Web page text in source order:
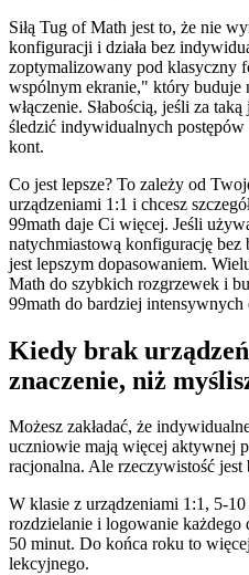
Siłą Tug of Math jest to, że nie
konfiguracji i działa bez
zoptymalizowany pod klasyczny
wspólnym ekranie," który buduje
włączenie. Słabością, jeśli za
śledzić indywidualnych
kont.
Co jest lepsze? To zależy od
urządzeniami 1:1 i chcesz
99math daje Ci więcej. Jeśli
natychmiastową konfigurację
jest lepszym dopasowaniem.
Math do szybkich rozgrzewek i
99math do bardziej
Kiedy brak
znaczenie, niż
Możesz zakładać, że
uczniowie mają więcej aktywnej
racjonalna. Ale rzeczywistość jest
W klasie z urządzeniami 1:1, 5-
rozdzielanie i logowanie
50 minut. Do końca roku to
lekcyjnego.